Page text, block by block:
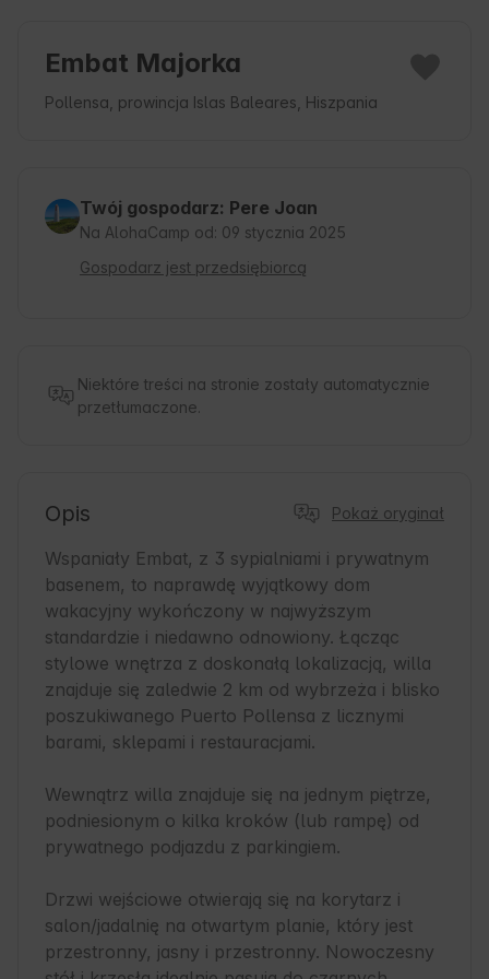
Embat Majorka
Pollensa, prowincja Islas Baleares, Hiszpania
Twój gospodarz: Pere Joan
Na AlohaCamp od: 09 stycznia 2025
Gospodarz jest przedsiębiorcą
Niektóre treści na stronie zostały automatycznie
przetłumaczone.
Opis Pokaż oryginał
Wspaniały Embat, z 3 sypialniami i prywatnym
basenem, to naprawdę wyjątkowy dom
wakacyjny wykończony w najwyższym
standardzie i niedawno odnowiony. Łącząc
stylowe wnętrza z doskonałą lokalizacją, willa
znajduje się zaledwie 2 km od wybrzeża i blisko
poszukiwanego Puerto Pollensa z licznymi
barami, sklepami i restauracjami.
Wewnątrz willa znajduje się na jednym piętrze,
podniesionym o kilka kroków (lub rampę) od
prywatnego podjazdu z parkingiem.
Drzwi wejściowe otwierają się na korytarz i
salon/jadalnię na otwartym planie, który jest
przestronny, jasny i przestronny. Nowoczesny